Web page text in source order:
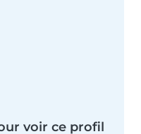
voir ce profil